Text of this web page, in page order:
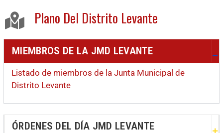
Plano Del Distrito Levante
MIEMBROS DE LA JMD LEVANTE
Listado de miembros de la Junta Municipal de
Distrito Levante
ÓRDENES DEL DÍA JMD LEVANTE